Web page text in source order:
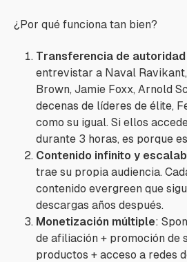
¿Por qué funciona tan bien?
Transferencia de
entrevistar a Naval
Brown, Jamie Foxx, Arnold
decenas de líderes de élite,
como su igual. Si ellos
durante 3 horas, es porque
Contenido infinito y
trae su propia audiencia.
contenido evergreen que
descargas años después.
Monetización múltiple:
de afiliación + promoción de
productos + acceso a redes